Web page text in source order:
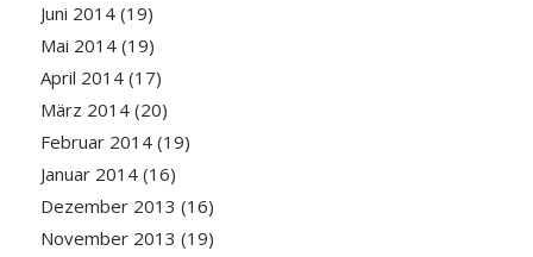
Juni 2014(19)
Mai 2014(19)
April 2014(17)
März 2014(20)
Februar 2014(19)
Januar 2014(16)
Dezember 2013 (16)
November 2013 (19)